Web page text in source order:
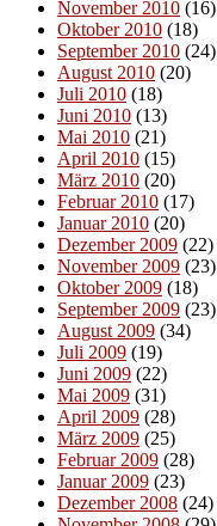
November 2010 (16)
Oktober 2010 (18)
September 2010 (24)
August 2010 (20)
Juli 2010 (18)
Juni 2010 (13)
Mai 2010 (21)
April 2010 (15)
März 2010 (20)
Februar 2010 (17)
Januar 2010 (20)
Dezember 2009 (22)
November 2009 (23)
Oktober 2009 (18)
September 2009 (23)
August 2009 (34)
Juli 2009 (19)
Juni 2009 (22)
Mai 2009 (31)
April 2009 (28)
März 2009 (25)
Februar 2009 (28)
Januar 2009 (23)
Dezember 2008 (24)